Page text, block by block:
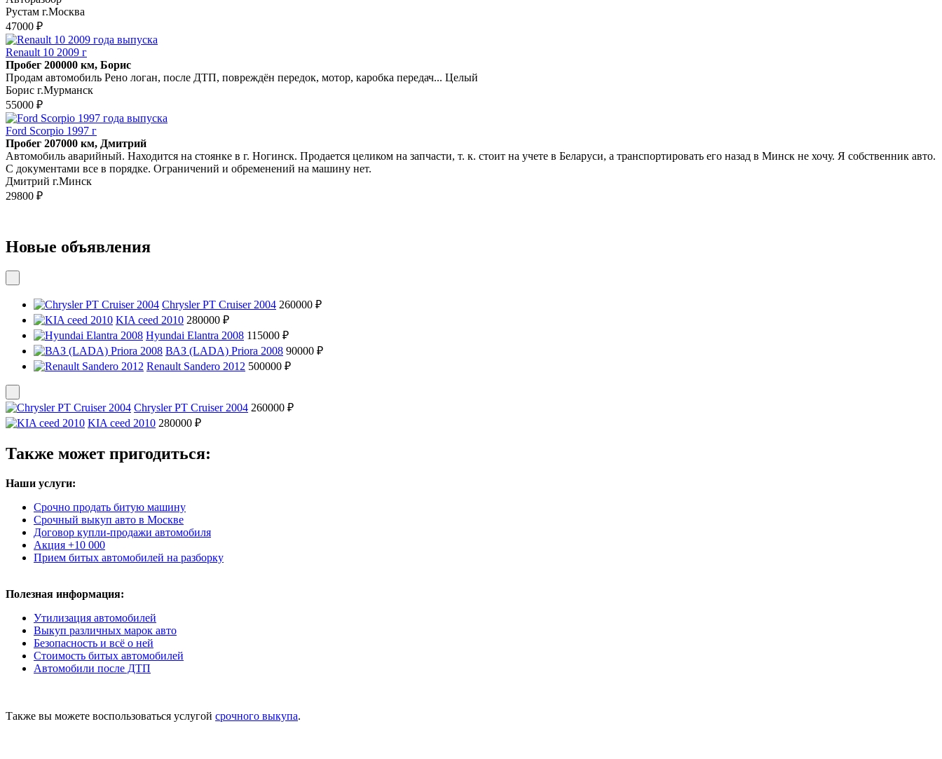
Рустам г.Москва
47000 ₽
Renault 10 2009 г
Пробег 200000 км, Борис
Продам автомобиль Рено логан, после ДТП, повреждён передок, мотор, каробка передач... Целый
Борис г.Мурманск
55000 ₽
Ford Scorpio 1997 г
Пробег 207000 км, Дмитрий
Автомобиль аварийный. Находится на стоянке в г. Ногинск. Продается целиком на запчасти, т. к. стоит на учете в Беларуси, а транспортировать его назад в Минск не хочу. Я собственник авто.
С документами все в порядке. Ограничений и обременений на машину нет.
Дмитрий г.Минск
29800 ₽
Новые объявления
Chrysler PT Cruiser 2004 260000 ₽
KIA ceed 2010 280000 ₽
Hyundai Elantra 2008 115000 ₽
ВАЗ (LADA) Priora 2008 90000 ₽
Renault Sandero 2012 500000 ₽
Chrysler PT Cruiser 2004 260000 ₽
KIA ceed 2010 280000 ₽
Также может пригодиться:
Наши услуги:
Срочно продать битую машину
Срочный выкуп авто в Москве
Договор купли-продажи автомобиля
Акция +10 000
Прием битых автомобилей на разборку
Полезная информация:
Утилизация автомобилей
Выкуп различных марок авто
Безопасность и всё о ней
Стоимость битых автомобилей
Автомобили после ДТП
Также вы можете воспользоваться услугой срочного выкупа.